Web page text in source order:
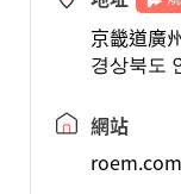
京畿道廣
경상북도
網站
roem.com